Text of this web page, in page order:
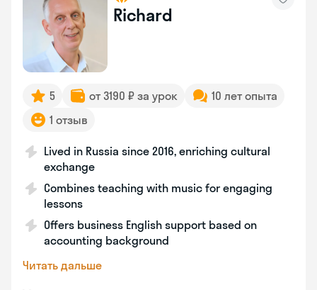
Richard
5 от 3190 ₽ за урок
10 лет опыта
1 отзыв
Lived in Russia since 2016, enriching cultural
exchange
Combines teaching with music for engaging
lessons
Offers business English support based on
accounting background
Читать дальше